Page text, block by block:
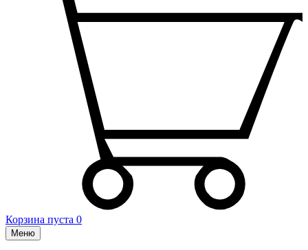
Корзина пуста 0
Меню